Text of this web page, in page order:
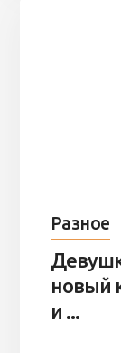
Разное
новый
и ...